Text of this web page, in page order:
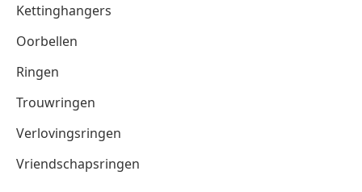
Kettinghangers
Oorbellen
Ringen
Trouwringen
Verlovingsringen
Vriendschapsringen